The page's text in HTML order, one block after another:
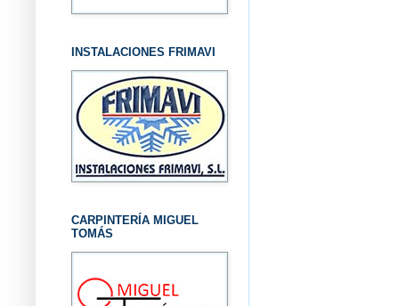
INSTALACIONES FRIMAVI
CARPINTERÍA MIGUEL
TOMÁS